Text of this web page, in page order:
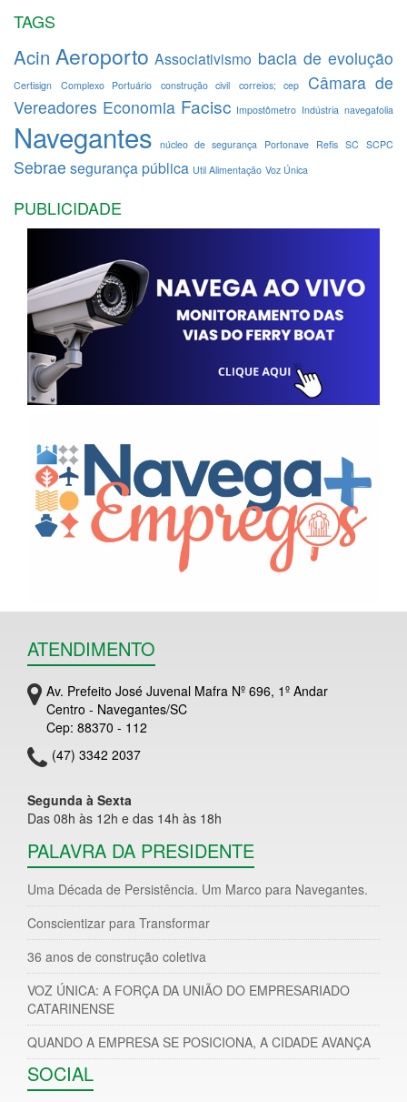
TAGS
Acin Aeroporto Associativismo bacia de evolução
Certisign Complexo Portuário construção civil correios; cep
Câmara de
Vereadores Economia Facisc Impostômetro Indústria navegafolia
Navegantes núcleo de segurança Portonave Refis SC SCPC
Sebrae segurança pública Util Alimentação Voz Única
PUBLICIDADE
ATENDIMENTO
Av. Prefeito José Juvenal Mafra Nº 696, 1º Andar
Centro - Navegantes/SC
Cep: 88370 - 112
(47) 3342 2037
Segunda à Sexta
Das 08h às 12h e das 14h às 18h
PALAVRA DA PRESIDENTE
Uma Década de Persistência. Um Marco para Navegantes.
Conscientizar para Transformar
36 anos de construção coletiva
VOZ ÚNICA: A FORÇA DA UNIÃO DO EMPRESARIADO
CATARINENSE
QUANDO A EMPRESA SE POSICIONA, A CIDADE AVANÇA
SOCIAL